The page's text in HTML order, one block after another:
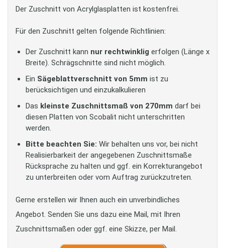
Der Zuschnitt von Acrylglasplatten ist kostenfrei.
Für den Zuschnitt gelten folgende Richtlinien:
Der Zuschnitt kann nur rechtwinklig erfolgen (Länge x
Breite). Schrägschnitte sind nicht möglich.
Ein Sägeblattverschnitt von 5mm ist zu
berücksichtigen und einzukalkulieren
Das kleinste Zuschnittsmaß von 270mm darf bei
diesen Platten von Scobalit nicht unterschritten
werden.
Bitte beachten Sie: Wir behalten uns vor, bei nicht
Realisierbarkeit der angegebenen Zuschnittsmaße
Rücksprache zu halten und ggf. ein Korrekturangebot
zu unterbreiten oder vom Auftrag zurückzutreten.
Gerne erstellen wir Ihnen auch ein unverbindliches
Angebot. Senden Sie uns dazu eine Mail, mit Ihren
Zuschnittsmaßen oder ggf. eine Skizze, per Mail.